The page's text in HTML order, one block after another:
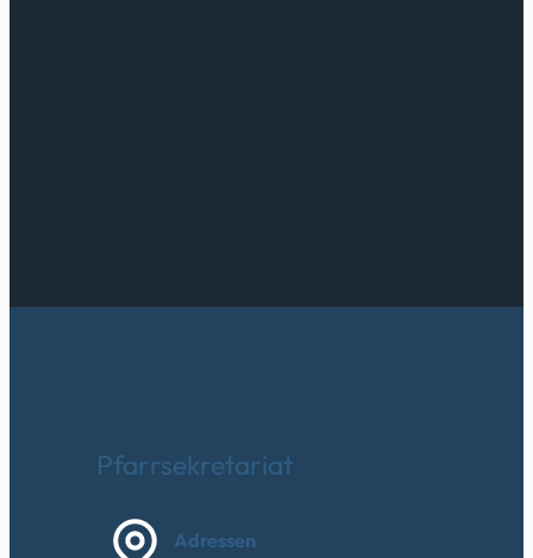
Pfarrsekretariat
Adressen